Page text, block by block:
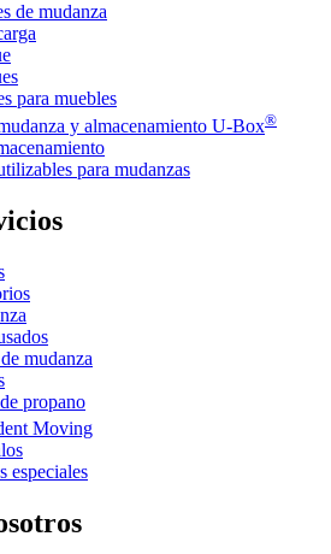
de mudanza
para muebles
y almacenamiento U-Box®
para mudanzas
mudanza
propano
Moving
especiales